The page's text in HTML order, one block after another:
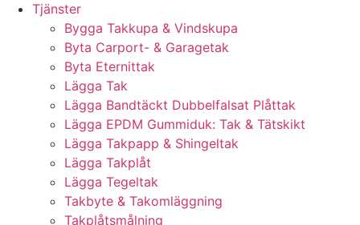
Tjänster
Bygga Takkupa & Vindskupa
Byta Carport- & Garagetak
Byta Eternittak
Lägga Tak
Lägga Bandtäckt Dubbelfalsat Plåttak
Lägga EPDM Gummiduk: Tak & Tätskikt
Lägga Takpapp & Shingeltak
Lägga Takplåt
Lägga Tegeltak
Takbyte & Takomläggning
Takplåtsmålning